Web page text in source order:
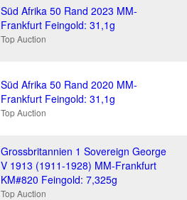
Süd Afrika 50 Rand 2023 MM-
Frankfurt Feingold: 31,1g
Top Auction
Süd Afrika 50 Rand 2020 MM-
Frankfurt Feingold: 31,1g
Top Auction
Grossbritannien 1 Sovereign George
V 1913 (1911-1928) MM-Frankfurt
KM#820 Feingold: 7,325g
Top Auction